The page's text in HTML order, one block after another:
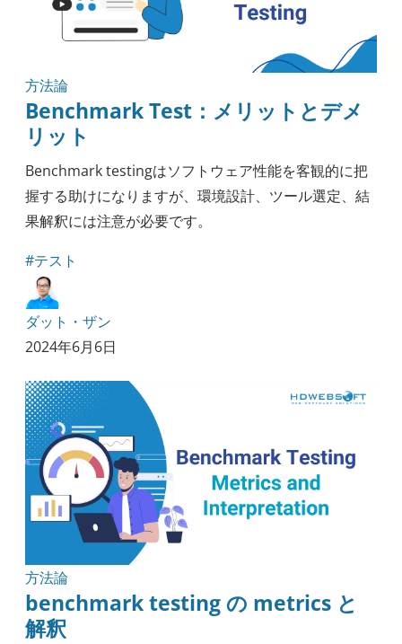
方法論
Benchmark Test：メリットとデメ
リット
Benchmark testingはソフトウェア性能を客観的に把
握する助けになりますが、環境設計、ツール選定、結
果解釈には注意が必要です。
#テスト
ダット・ザン
2024年6月6日
方法論
benchmark testing の metrics と
解釈